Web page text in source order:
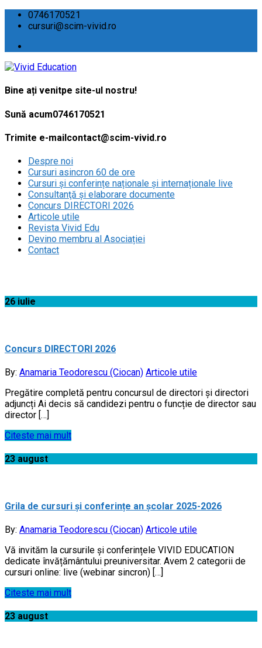
0746170521
cursuri@scim-vivid.ro
Bine ați venitpe site-ul nostru!
Sună acum0746170521
Trimite e-mailcontact@scim-vivid.ro
Despre noi
Cursuri asincron 60 de ore
Cursuri și conferințe naționale și internaționale live
Consultanţă și elaborare documente
Concurs DIRECTORI 2026
Articole utile
Revista Vivid Edu
Devino membru al Asociației
Contact
26 iulie
Concurs DIRECTORI 2026
By: Anamaria Teodorescu (Ciocan) Articole utile
Pregătire completă pentru concursul de directori și directori
adjuncți Ai decis să candidezi pentru o funcție de director sau
director […]
Citeste mai mult
23 august
Grila de cursuri și conferințe an școlar 2025-2026
By: Anamaria Teodorescu (Ciocan) Articole utile
Vă invităm la cursurile și conferințele VIVID EDUCATION
dedicate învățământului preuniversitar. Avem 2 categorii de
cursuri online: live (webinar sincron) […]
Citeste mai mult
23 august